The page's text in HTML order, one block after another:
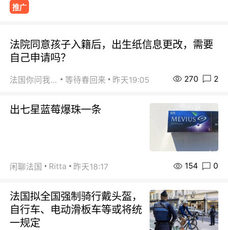
推广
法院同意孩子入籍后，出生纸信息更改，需要
自己申请吗？
法国你问我答 等待春回来 昨天19:05 270 2
出七星蓝莓爆珠一条
闲聊法国 Ritta 昨天18:17 154 0
法国拟全国强制骑行戴头盔，
自行车、电动滑板车等或将统
一规定